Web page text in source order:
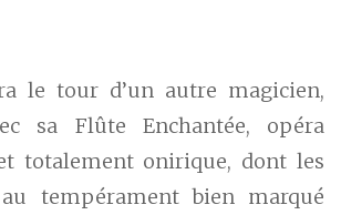
le tour d’un autre magicien,
sa Flûte Enchantée, opéra
totalement onirique, dont les
au tempérament bien marqué